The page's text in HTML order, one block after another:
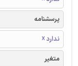
پرسشنامه
ندارد ☓
متغیر